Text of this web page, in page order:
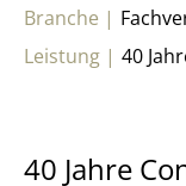
40
40 Jahre